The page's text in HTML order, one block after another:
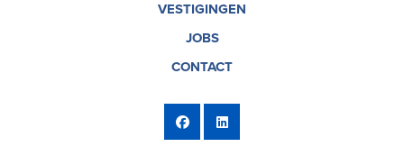
VESTIGINGEN
JOBS
CONTACT